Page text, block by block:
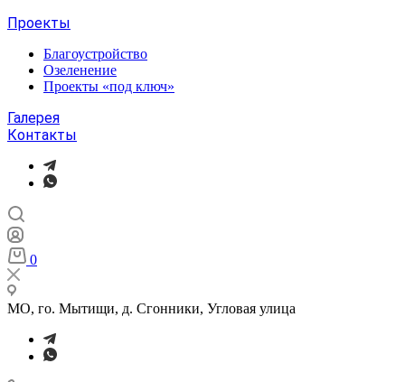
Проекты
Благоустройство
Озеленение
Проекты «под ключ»
Галерея
Контакты
0
МО, го. Мытищи, д. Сгонники, Угловая улица